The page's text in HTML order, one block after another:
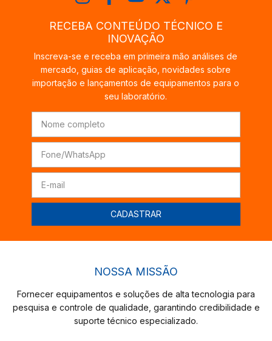
RECEBA CONTEÚDO TÉCNICO E
INOVAÇÃO
Inscreva-se e receba em primeira mão análises de
mercado, guias de aplicação, novidades sobre
importação e lançamentos de equipamentos para o
seu laboratório.
NOSSA MISSÃO
Fornecer equipamentos e soluções de alta tecnologia para
pesquisa e controle de qualidade, garantindo credibilidade e
suporte técnico especializado.